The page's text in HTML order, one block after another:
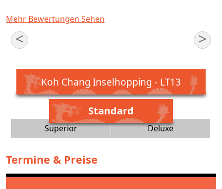
Mehr Bewertungen Sehen
< >
Koh Chang Inselhopping - LT13
Standard
Superior Deluxe
Termine & Preise